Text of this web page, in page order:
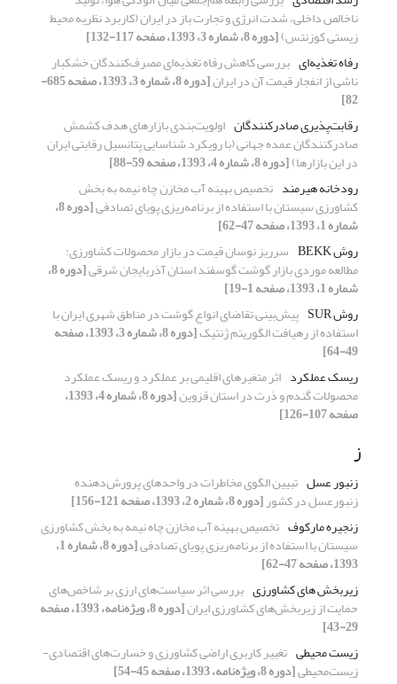
ناخالص داخلی، شدت انرژی و تجارت باز در ایران (کاربرد نظریه محیط
زیستی کوزنتس)[دوره 8، شماره 3، 1393، صفحه 117-132]
رفاه تغذیه‌ای بررسی کاهش رفاه تغذیه‌ای مصرف‌کنندگان خشکبار
ناشی از انفجار قیمت آن در ایران [دوره 8، شماره 3، 1393، صفحه 685-
82]
رقابت‌پذیری صادرکنندگان اولویت‌بندی بازارهای هدف کشمش
صادرکنندگان عمده جهانی (با رویکرد شناسایی پتانسیل رقابتی ایران
در این بازارها)[دوره 8، شماره 4، 1393، صفحه 59-88]
رودخانه هیرمند تخصیص بهینه آب مخازن چاه نیمه به بخش
کشاورزی سیستان با استفاده از برنامه‌ریزی پویای تصادفی [دوره 8،
شماره 1، 1393، صفحه 47-62]
روش BEKK
سرریز نوسان قیمت در بازار محصولات کشاورزی:
مطالعه موردی بازار گوشت گوسفند استان آذربایجان شرقی [دوره 8،
شماره 1، 1393، صفحه 1-19]
روش SUR
پیش‌بینی تقاضای انواع گوشت در مناطق شهری ایران با
استفاده از رهیافت الگوریتم ژنتیک [دوره 8، شماره 3، 1393، صفحه
49-64]
ریسک عملکرد اثر متغیرهای اقلیمی بر عملکرد و ریسک عملکرد
محصولات گندم و ذرت در استان قزوین [دوره 8، شماره 4، 1393،
صفحه 107-126]
ز
زنبور عسل تبیین الگوی مخاطرات در واحدهای پرورش‌دهنده
زنبورعسل در کشور[دوره 8، شماره 2، 1393، صفحه 121-156]
زنجیره مارکوف تخصیص بهینه آب مخازن چاه نیمه به بخش کشاورزی
سیستان با استفاده از برنامه‌ریزی پویای تصادفی [دوره 8، شماره 1،
1393، صفحه 47-62]
زیربخش های کشاورزی بررسی اثر سیاست‌های ارزی بر شاخص‌های
حمایت از زیربخش‌های کشاورزی ایران [دوره 8، ویژه‌نامه، 1393، صفحه
29-43]
زیست محیطی تغییر کاربری اراضی کشاورزی و خسارت‌های اقتصادی-
زیست‌محیطی[دوره 8، ویژه‌نامه، 1393، صفحه 45-54]